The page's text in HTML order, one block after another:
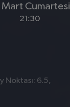
Mart Cumartesi
21:30
Noktası: 6.5,